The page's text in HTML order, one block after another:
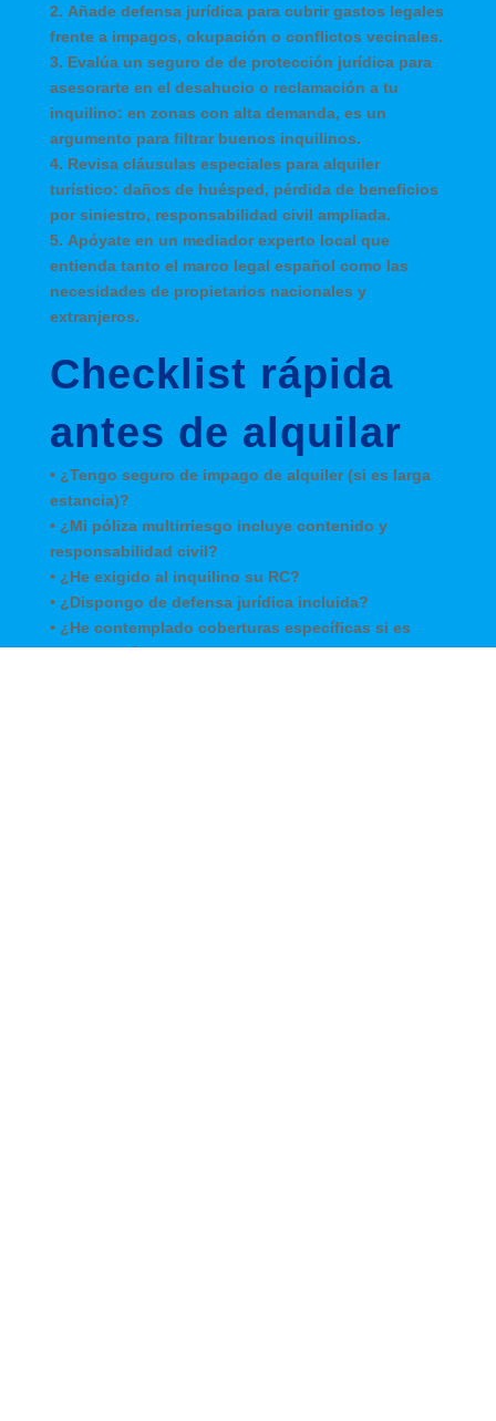
2. Añade defensa jurídicapara cubrir gastos legales
frente a impagos, okupación o conflictos vecinales.
3. Evalúa un seguro de de protección jurídica para
asesorarte en el desahucio o reclamación a tu
inquilino: en zonas con alta demanda, es un
argumento para filtrar buenos inquilinos.
4. Revisa cláusulas especiales para alquiler
turístico: daños de huésped, pérdida de beneficios
por siniestro, responsabilidad civil ampliada.
5. Apóyate en un mediador experto local que
entienda tanto el marco legal español como las
necesidades de propietarios nacionales y
extranjeros.
Checklist rápida
antes de alquilar
• ¿Tengo seguro de impago de alquiler (si es larga
estancia)?
• ¿Mi póliza multirriesgo incluye contenido y
responsabilidad civil?
• ¿He exigido al inquilino su RC?
• ¿Dispongo de defensa jurídica incluida?
• ¿He contemplado coberturas específicas si es
alquiler turístico?